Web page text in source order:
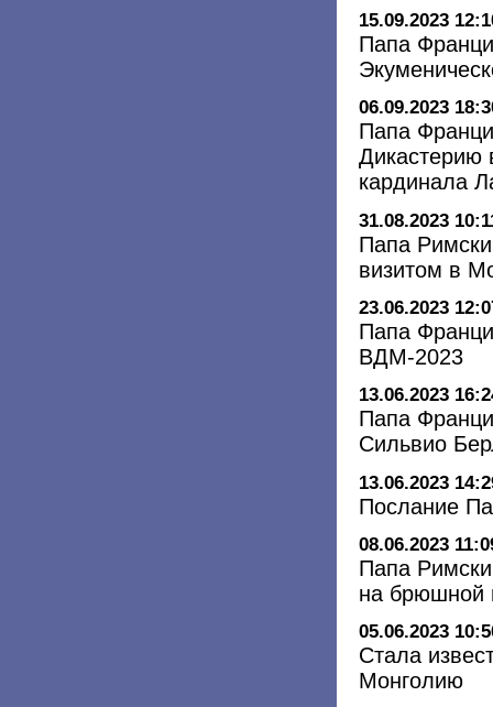
15.09.2023
Папа
06.09.2023
Папа
Дикастерию
кардинала
31.08.2023
Папа
визитом в
23.06.2023
Папа
ВДМ-2023
13.06.2023
Папа
Сильвио
13.06.2023
Послание
08.06.2023
Папа
на брюшной
05.06.2023
Стала
Монголию